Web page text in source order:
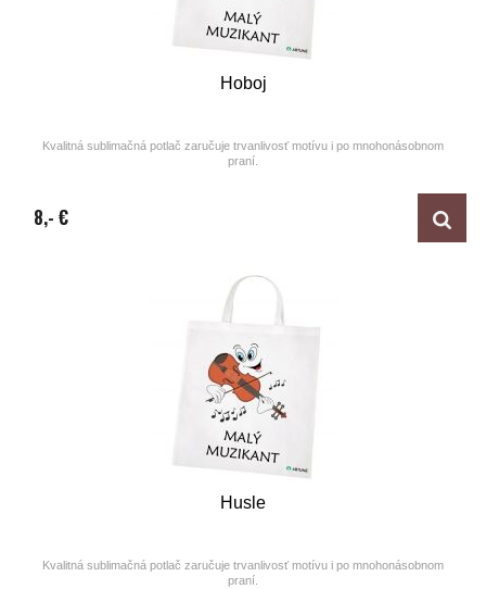
Hoboj
Kvalitná sublimačná potlač zaručuje trvanlivosť motívu i po mnohonásobnom
praní.
8,- €
Husle
Kvalitná sublimačná potlač zaručuje trvanlivosť motívu i po mnohonásobnom
praní.